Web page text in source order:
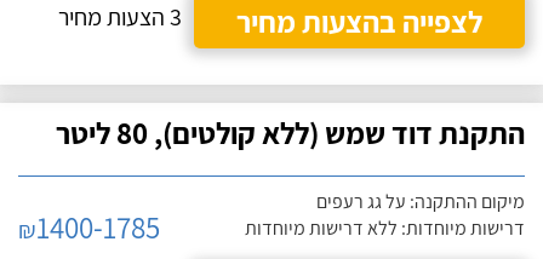
לצפייה בהצעות מחיר
3 הצעות מחיר
התקנת דוד שמש (ללא קולטים), 80 ליטר
מיקום ההתקנה: על גג רעפים
דרישות מיוחדות: ללא דרישות מיוחדות
₪1400-1785